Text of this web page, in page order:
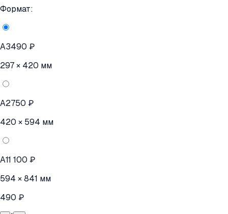
Формат:
A3490 ₽
297 × 420 мм
A2750 ₽
420 × 594 мм
A11 100 ₽
594 × 841 мм
490 ₽